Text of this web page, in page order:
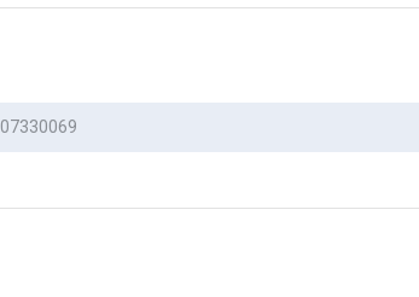
07330069